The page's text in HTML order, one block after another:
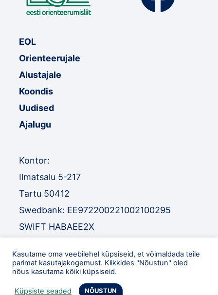
EOL
Orienteerujale
Alustajale
Koondis
Uudised
Ajalugu
Kontor:
Ilmatsalu 5-217
Tartu 50412
Swedbank: EE972200221002100295
SWIFT HABAEE2X
SWIFT EEUHEE2X
TEL:+372 52 32 977
eol@orienteerumine.ee
Kasutame oma veebilehel küpsiseid, et võimaldada teile
parimat kasutajakogemust. Klikkides "Nõustun" oled
nõus kasutama kõiki küpsiseid.
Küpsiste seaded NÕUSTUN